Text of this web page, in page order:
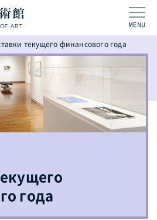
MENU
текущего финансового года
года